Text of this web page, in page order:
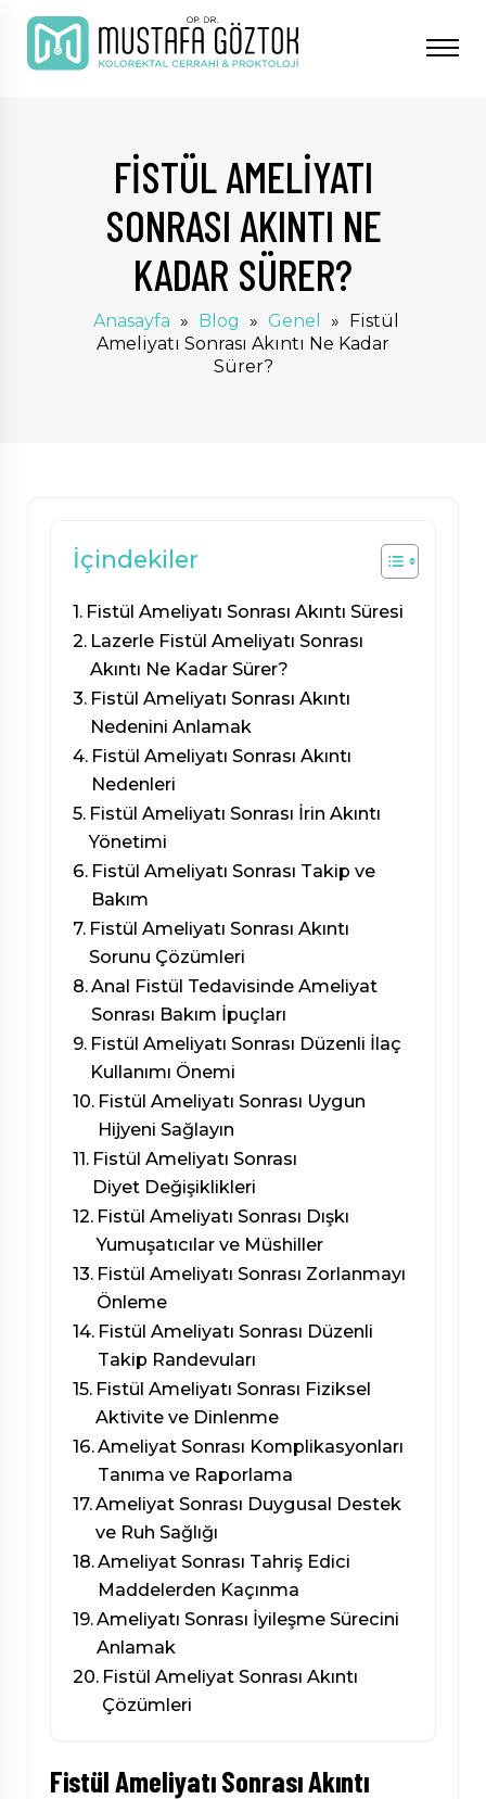
FISTÜL AMELIYATI
SONRASI AKINTI NE
KADAR SÜRER?
Anasayfa » Blog » Genel » Fistül
Ameliyatı Sonrası Akıntı Ne Kadar
Sürer?
İçindekiler
Fistül Ameliyatı Sonrası Akıntı Süresi
Lazerle Fistül Ameliyatı Sonrası
Akıntı Ne Kadar Sürer?
Fistül Ameliyatı Sonrası Akıntı
Nedenini Anlamak
Fistül Ameliyatı Sonrası Akıntı
Nedenleri
Fistül Ameliyatı Sonrası İrin Akıntı
Yönetimi
Fistül Ameliyatı Sonrası Takip ve
Bakım
Fistül Ameliyatı Sonrası Akıntı
Sorunu Çözümleri
Anal Fistül Tedavisinde Ameliyat
Sonrası Bakım İpuçları
Fistül Ameliyatı Sonrası Düzenli İlaç
Kullanımı Önemi
Fistül Ameliyatı Sonrası Uygun
Hijyeni Sağlayın
Fistül Ameliyatı Sonrası
Diyet Değişiklikleri
Fistül Ameliyatı Sonrası Dışkı
Yumuşatıcılar ve Müshiller
Fistül Ameliyatı Sonrası Zorlanmayı
Önleme
Fistül Ameliyatı Sonrası Düzenli
Takip Randevuları
Fistül Ameliyatı Sonrası Fiziksel
Aktivite ve Dinlenme
Ameliyat Sonrası Komplikasyonları
Tanıma ve Raporlama
Ameliyat Sonrası Duygusal Destek
ve Ruh Sağlığı
Ameliyat Sonrası Tahriş Edici
Maddelerden Kaçınma
Ameliyatı Sonrası İyileşme Sürecini
Anlamak
Fistül Ameliyat Sonrası Akıntı
Çözümleri
Fistül Ameliyatı Sonrası Akıntı